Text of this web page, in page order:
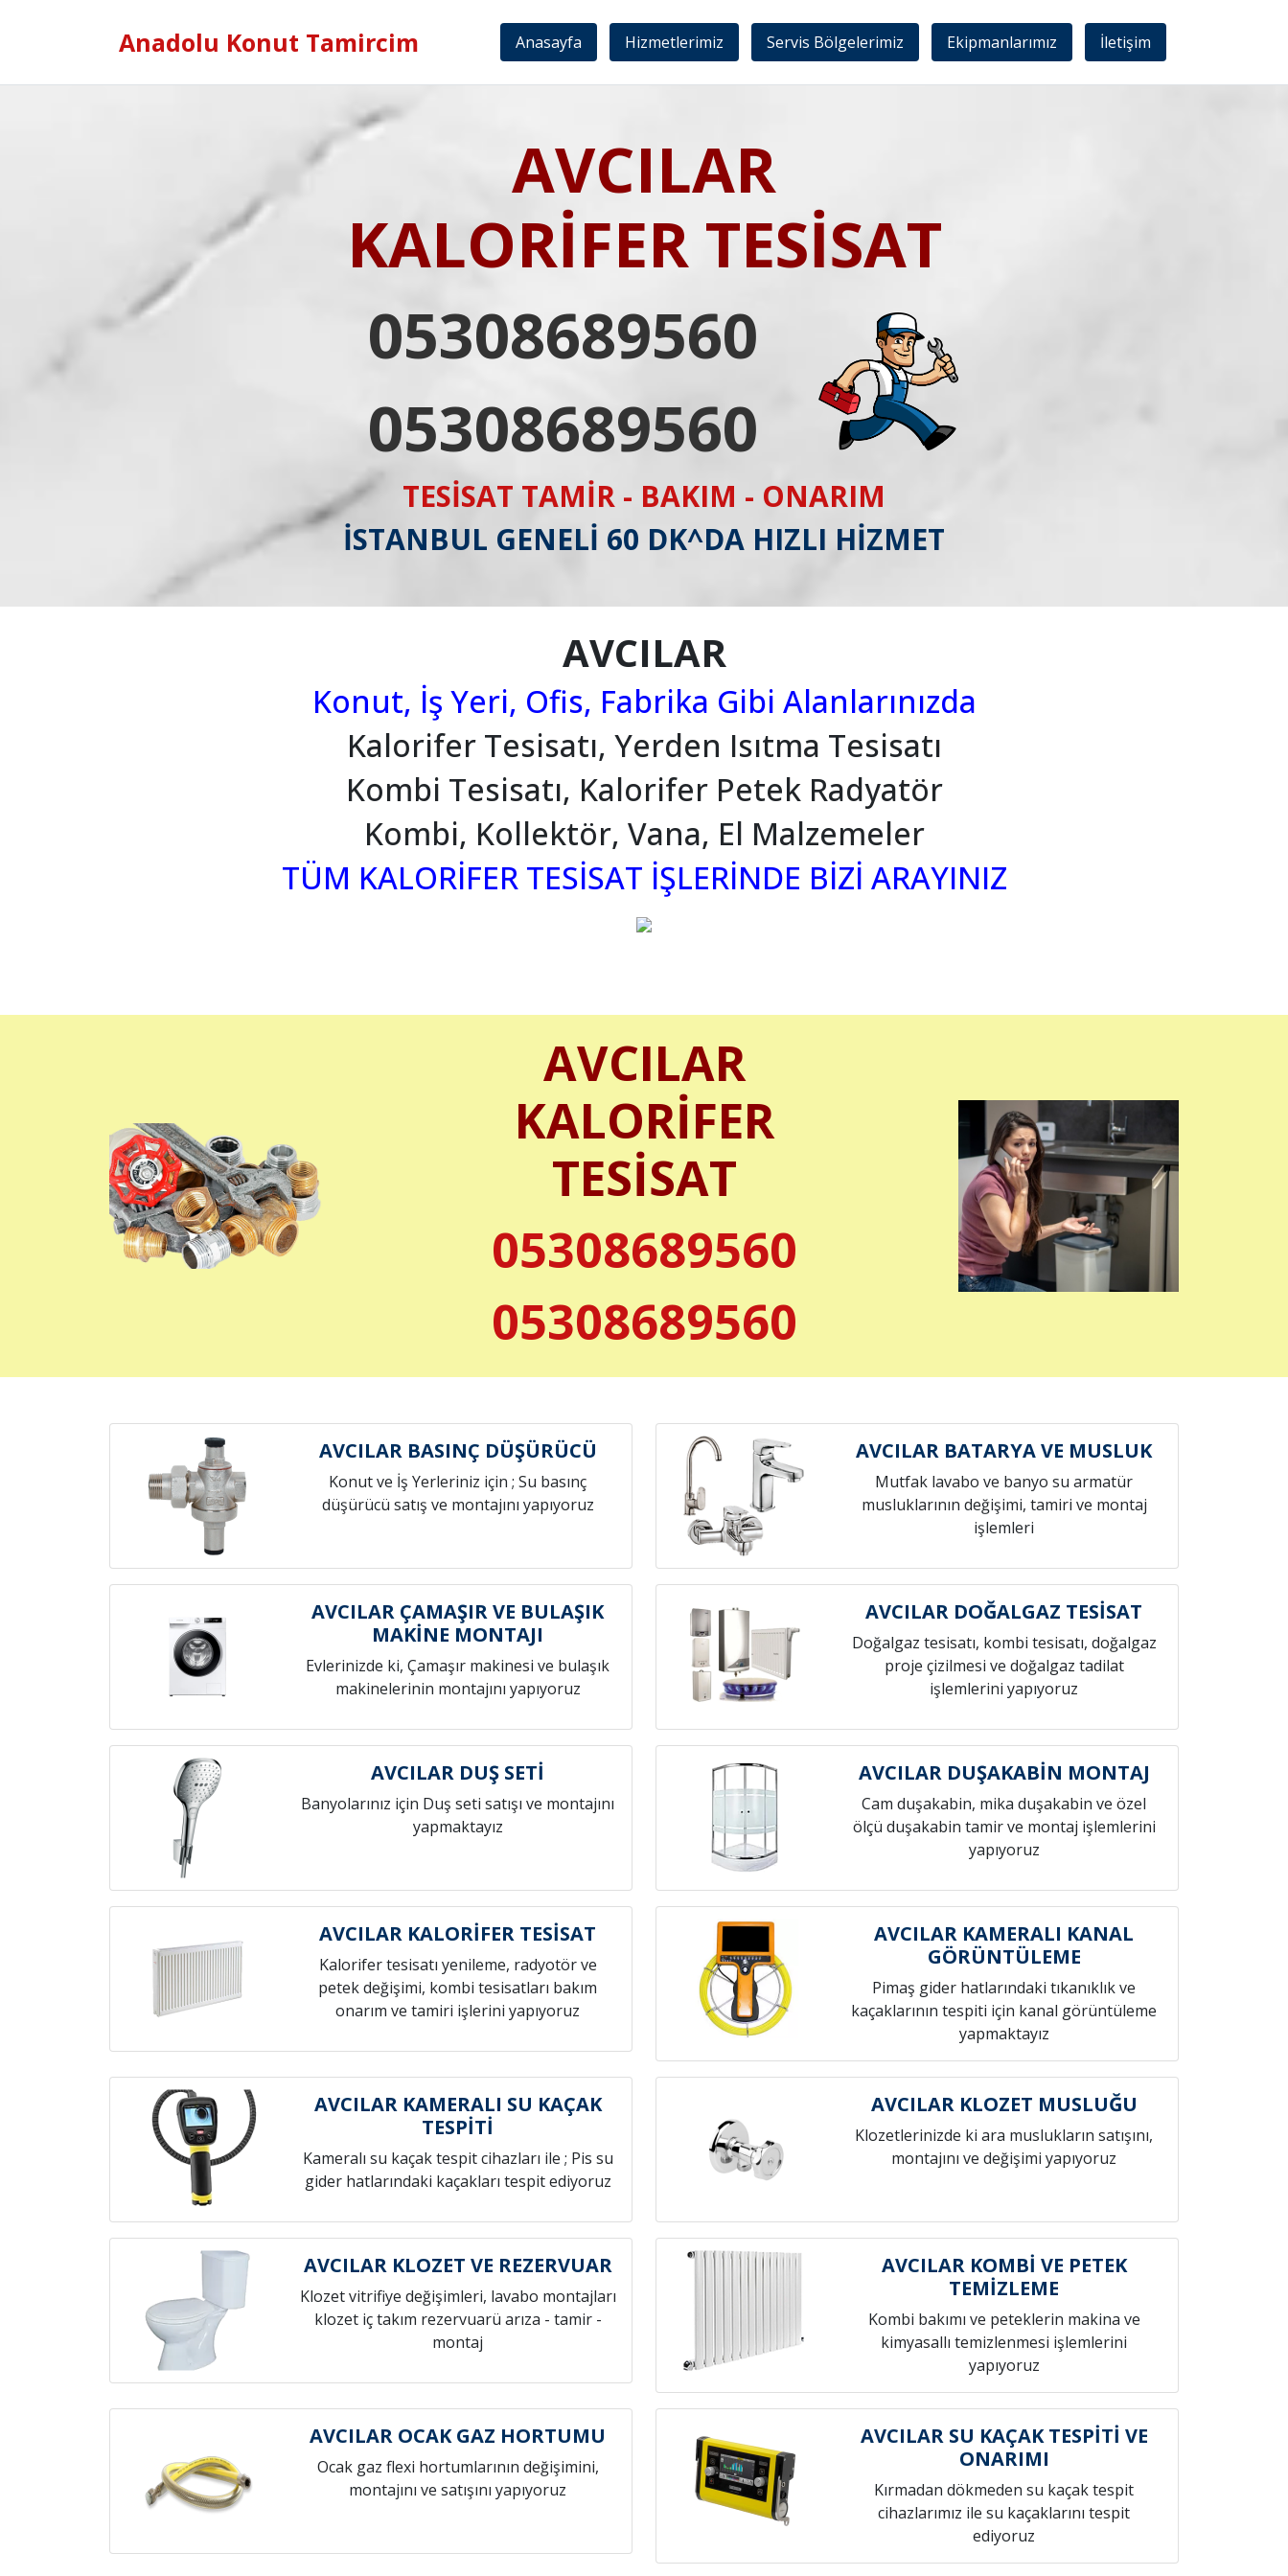
Anadolu Konut Tamircim Anasayfa Hizmetlerimiz Servis Bölgelerimiz Ekipmanlarımız İletişim
AVCILAR
KALORİFER TESİSAT
05308689560
05308689560
TESİSAT TAMİR - BAKIM - ONARIM
İSTANBUL GENELİ 60 DK^DA HIZLI HİZMET
AVCILAR
Konut, İş Yeri, Ofis, Fabrika Gibi Alanlarınızda
Kalorifer Tesisatı, Yerden Isıtma Tesisatı
Kombi Tesisatı, Kalorifer Petek Radyatör
Kombi, Kollektör, Vana, El Malzemeler
TÜM KALORİFER TESİSAT İŞLERİNDE BİZİ ARAYINIZ
AVCILAR
KALORİFER
TESİSAT
05308689560
05308689560
AVCILAR BASINÇ DÜŞÜRÜCÜ
Konut ve İş Yerleriniz için ; Su basınç
düşürücü satış ve montajını yapıyoruz
AVCILAR BATARYA VE MUSLUK
Mutfak lavabo ve banyo su armatür
musluklarının değişimi, tamiri ve montaj
işlemleri
AVCILAR ÇAMAŞIR VE BULAŞIK
MAKİNE MONTAJI
Evlerinizde ki, Çamaşır makinesi ve bulaşık
makinelerinin montajını yapıyoruz
AVCILAR DOĞALGAZ TESİSAT
Doğalgaz tesisatı, kombi tesisatı, doğalgaz
proje çizilmesi ve doğalgaz tadilat
işlemlerini yapıyoruz
AVCILAR DUŞ SETİ
Banyolarınız için Duş seti satışı ve montajını
yapmaktayız
AVCILAR DUŞAKABİN MONTAJ
Cam duşakabin, mika duşakabin ve özel
ölçü duşakabin tamir ve montaj işlemlerini
yapıyoruz
AVCILAR KALORİFER TESİSAT
Kalorifer tesisatı yenileme, radyotör ve
petek değişimi, kombi tesisatları bakım
onarım ve tamiri işlerini yapıyoruz
AVCILAR KAMERALI KANAL
GÖRÜNTÜLEME
Pimaş gider hatlarındaki tıkanıklık ve
kaçaklarının tespiti için kanal görüntüleme
yapmaktayız
AVCILAR KAMERALI SU KAÇAK
TESPİTİ
Kameralı su kaçak tespit cihazları ile ; Pis su
gider hatlarındaki kaçakları tespit ediyoruz
AVCILAR KLOZET MUSLUĞU
Klozetlerinizde ki ara muslukların satışını,
montajını ve değişimi yapıyoruz
AVCILAR KLOZET VE REZERVUAR
Klozet vitrifiye değişimleri, lavabo montajları
klozet iç takım rezervuarü arıza - tamir -
montaj
AVCILAR KOMBİ VE PETEK
TEMİZLEME
Kombi bakımı ve peteklerin makina ve
kimyasallı temizlenmesi işlemlerini
yapıyoruz
AVCILAR OCAK GAZ HORTUMU
Ocak gaz flexi hortumlarının değişimini,
montajını ve satışını yapıyoruz
AVCILAR SU KAÇAK TESPİTİ VE
ONARIMI
Kırmadan dökmeden su kaçak tespit
cihazlarımız ile su kaçaklarını tespit
ediyoruz